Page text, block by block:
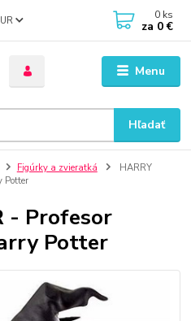
Menu
Hľadať
0 ks
za 0 €
Figúrky a zvieratká
HARRY
Potter
- Profesor
Potter